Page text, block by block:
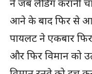
ने जब लैंडिंग करानी
आने के बाद फिर से
पायलट ने एकबार
और फिर विमान को